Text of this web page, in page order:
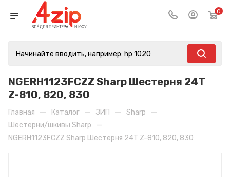
0
NGERH1123FCZZ Sharp Шестерня 24Т
Z-810, 820, 830
Главная — Каталог — ЗИП — Sharp —
Шестерни/шкивы Sharp —
NGERH1123FCZZ Sharp Шестерня 24Т Z-810, 820, 830